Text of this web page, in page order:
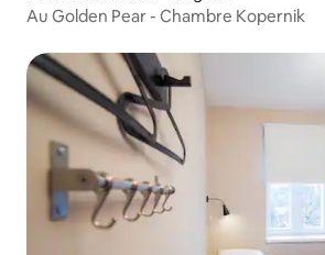
Au Golden Pear - Chambre Kopernik